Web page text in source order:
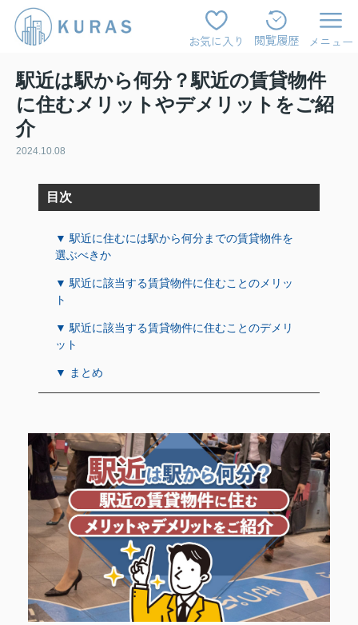
お気に入り 閲覧履歴 メニュー
駅近は駅から何分？駅近の賃貸物件
に住むメリットやデメリットをご紹
介
2024.10.08
目次
▼ 駅近に住むには駅から何分までの賃貸物件を
選ぶべきか
▼ 駅近に該当する賃貸物件に住むことのメリッ
ト
▼ 駅近に該当する賃貸物件に住むことのデメリ
ット
▼ まとめ